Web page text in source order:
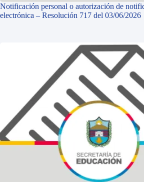
Notificación personal o autorización de
electrónica – Resolución 717 del 03/06/2026